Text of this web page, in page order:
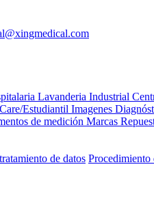
Lavanderia Industrial
Estudiantil Imagenes
de medición Marcas
de datos Procedimiento